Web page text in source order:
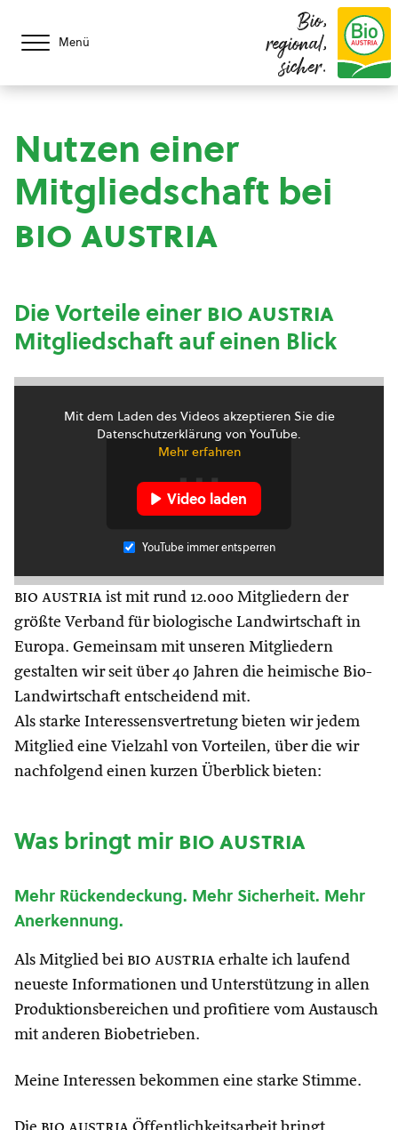
Menü
Bio,
regional,
sicher.
Nutzen einer
Mitgliedschaft bei
bio austria
Die Vorteile einerbio austria
Mitgliedschaft auf einen Blick
Mit dem Laden des Videos akzeptieren Sie die
Datenschutzerklärung von YouTube.
Mehr erfahren
Video laden
YouTube immer entsperren
bio austria ist mit rund 12.000 Mitgliedern der
größte Verband für biologische Landwirtschaft in
Europa. Gemeinsam mit unseren Mitgliedern
gestalten wir seit über 40 Jahren die heimische Bio-
Landwirtschaft entscheidend mit.
Als starke Interessensvertretung bieten wir jedem
Mitglied eine Vielzahl von Vorteilen, über die wir
nachfolgend einen kurzen Überblick bieten:
Was bringt mirbio austria
Mehr Rückendeckung. Mehr Sicherheit. Mehr
Anerkennung.
Als Mitglied bei bio austria erhalte ich laufend
neueste Informationen und Unterstützung in allen
Produktionsbereichen und profitiere vom Austausch
mit anderen Biobetrieben.
Meine Interessen bekommen eine starke Stimme.